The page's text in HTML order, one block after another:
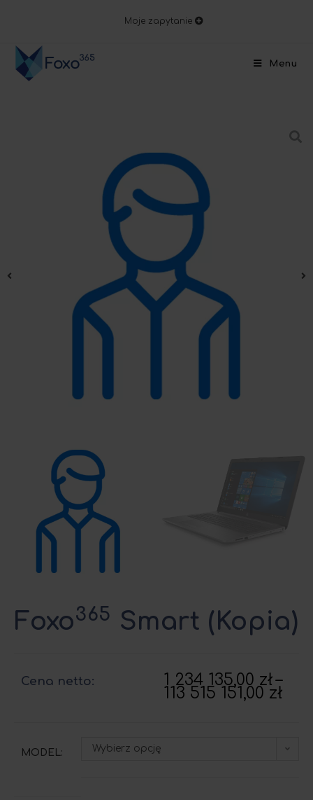
Moje zapytanie
Menu
Foxo365 Smart (Kopia)
Cena netto: 1 234 135,00 zł –
113 515 151,00 zł
MODEL: Wybierz opcję